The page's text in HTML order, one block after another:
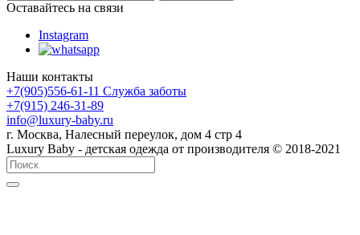
Оставайтесь на связи
Instagram
Наши контакты
+7(905)556-61-11 Служба заботы
+7(915) 246-31-89
info@luxury-baby.ru
г. Москва, Налесный переулок, дом 4 стр 4
Luxury Baby - детская одежда от производителя © 2018-2021